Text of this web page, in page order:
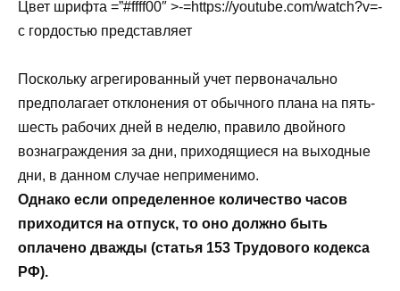
Цвет шрифта =”#ffff00″ >-=https://youtube.com/watch?v=-
с гордостью представляет
Поскольку агрегированный учет первоначально
предполагает отклонения от обычного плана на пять-
шесть рабочих дней в неделю, правило двойного
вознаграждения за дни, приходящиеся на выходные
дни, в данном случае неприменимо.
Однако если определенное количество часов
приходится на отпуск, то оно должно быть
оплачено дважды (статья 153 Трудового кодекса
РФ).